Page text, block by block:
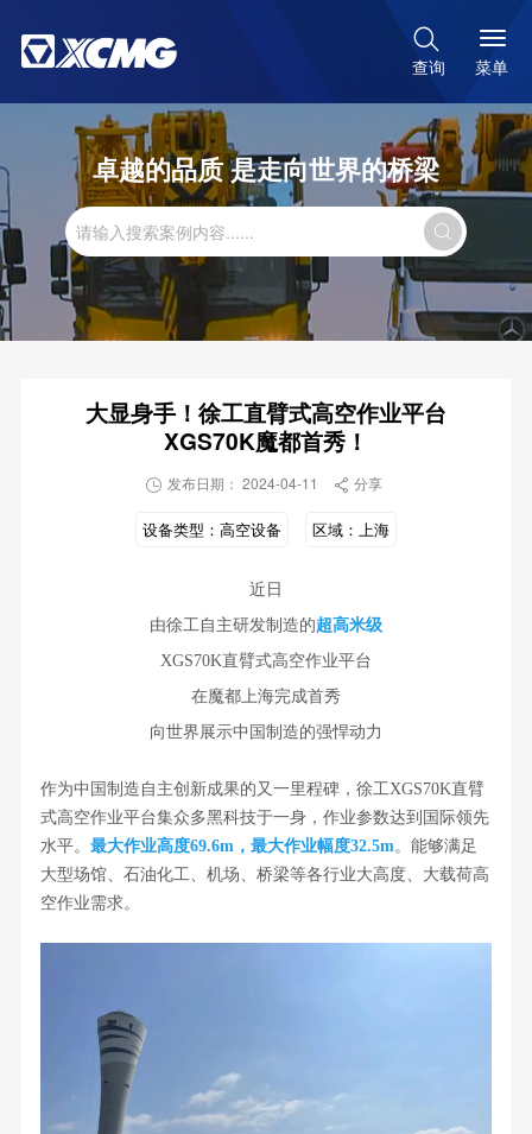

查询 菜单
卓越的品质 是走向世界的桥梁

大显身手！徐工直臂式高空作业平台
XGS70K魔都首秀！
 发布日期： 2024-04-11  分享
设备类型： 高空设备 区域： 上海
近日
由徐工自主研发制造的超高米级
XGS70K直臂式高空作业平台
在魔都上海完成首秀
向世界展示中国制造的强悍动力
作为中国制造自主创新成果的又一里程碑， 徐工XGS70K直臂
式高空作业平台集众多黑科技于一身，作业参数达到国际领先
水平。 最大作业高度69.6m，最大作业幅度32.5m。 能够满足
大型场馆、石油化工、机场、桥梁等各行业大高度、大载荷高
空作业需求。